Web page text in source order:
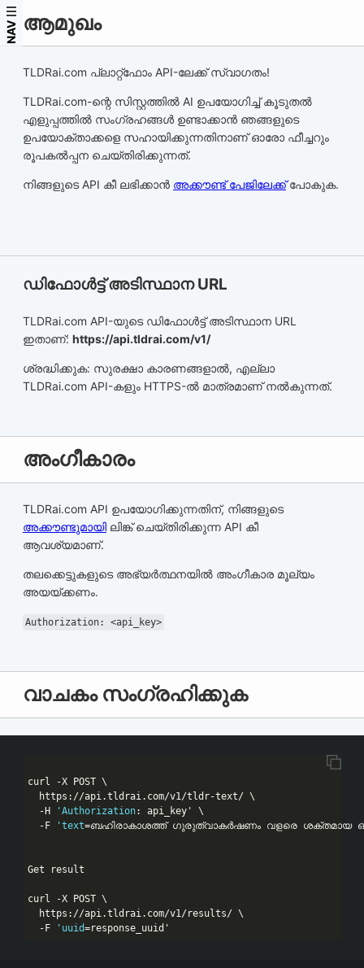
NAV ആമുഖം
TLDRai.com പ്ലാറ്റ്‌ഫോം API-ലേക്ക് സ്വാഗതം!
TLDRai.com-ന്റെ സിസ്റ്റത്തിൽ AI ഉപയോഗിച്ച് കൂടുതൽ
എളുപ്പത്തിൽ സംഗ്രഹങ്ങൾ ഉണ്ടാക്കാൻ ഞങ്ങളുടെ
ഉപയോക്താക്കളെ സഹായിക്കുന്നതിനാണ് ഓരോ ഫീച്ചറും
രൂപകൽപ്പന ചെയ്തിരിക്കുന്നത്.
നിങ്ങളുടെ API കീ ലഭിക്കാൻ അക്കൗണ്ട് പേജിലേക്ക്പോകുക.
ഡിഫോൾട്ട് അടിസ്ഥാന URL
TLDRai.com API-യുടെ ഡിഫോൾട്ട് അടിസ്ഥാന URL
ഇതാണ്: https://api.tldrai.com/v1/
ശ്രദ്ധിക്കുക: സുരക്ഷാ കാരണങ്ങളാൽ, എല്ലാ
TLDRai.com API-കളും HTTPS-ൽ മാത്രമാണ് നൽകുന്നത്.
അംഗീകാരം
TLDRai.com API ഉപയോഗിക്കുന്നതിന്, നിങ്ങളുടെ
അക്കൗണ്ടുമായി ലിങ്ക് ചെയ്‌തിരിക്കുന്ന API കീ
ആവശ്യമാണ്.
തലക്കെട്ടുകളുടെ അഭ്യർത്ഥനയിൽ അംഗീകാര മൂല്യം
അയയ്ക്കണം.
Authorization: <api_key>
വാചകം സംഗ്രഹിക്കുക
curl -X POST \
  https:
//api.tldrai.com/v1/tldr-text/ \
  -H
'Authorization: api_key' \
  -F
'text=ബഹിരാകാശത്ത് ഗുരുത്വാകർഷണം വളരെ ശക്തമായ
Get result
curl -X POST \
  https:
//api.tldrai.com/v1/results/ \
  -F
'uuid=response_uuid'